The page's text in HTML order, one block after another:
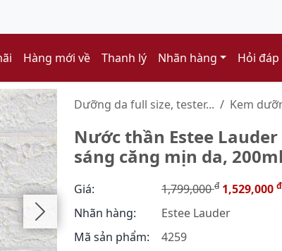
Hàng mới về Thanh lý Nhãn hàng Hỏi đáp
Dưỡng da full size, tester... Kem
Nước thần Estee
sáng căng mịn da,
Giá: 1,799,000đ 1,529,000 đ
Nhãn hàng:
Estee Lauder
Mã sản phẩm:
4259